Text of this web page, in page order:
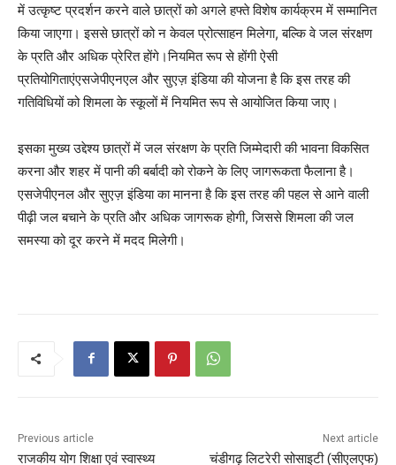
में उत्कृष्ट प्रदर्शन करने वाले छात्रों को अगले हफ्ते विशेष कार्यक्रम में सम्मानित
किया जाएगा। इससे छात्रों को न केवल प्रोत्साहन मिलेगा, बल्कि वे जल संरक्षण
के प्रति और अधिक प्रेरित होंगे।नियमित रूप से होंगी ऐसी
प्रतियोगिताएंएसजेपीएनएल और सुएज़ इंडिया की योजना है कि इस तरह की
गतिविधियों को शिमला के स्कूलों में नियमित रूप से आयोजित किया जाए।
इसका मुख्य उद्देश्य छात्रों में जल संरक्षण के प्रति जिम्मेदारी की भावना विकसित
करना और शहर में पानी की बर्बादी को रोकने के लिए जागरूकता फैलाना है।
एसजेपीएनल और सुएज़ इंडिया का मानना है कि इस तरह की पहल से आने वाली
पीढ़ी जल बचाने के प्रति और अधिक जागरूक होगी, जिससे शिमला की जल
समस्या को दूर करने में मदद मिलेगी।
Previous article
राजकीय योग शिक्षा एवं स्वास्थ्य
Next article
चंडीगढ़ लिटरेरी सोसाइटी (सीएलएफ)